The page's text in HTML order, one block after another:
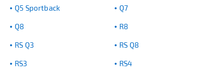
Q5 Sportback Q7
Q8 R8
RS Q3 RS Q8
RS3 RS4